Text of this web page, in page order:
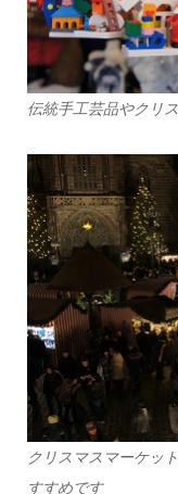
伝統手工芸品やクリ
クリスマスマーケッ
すすめです